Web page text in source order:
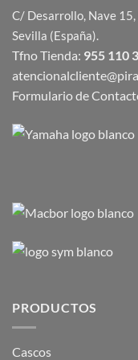
C/ Desarrollo, Nave
Sevilla (España).
Tfno Tienda: 955 110
Formulario de
PRODUCTOS
Cascos